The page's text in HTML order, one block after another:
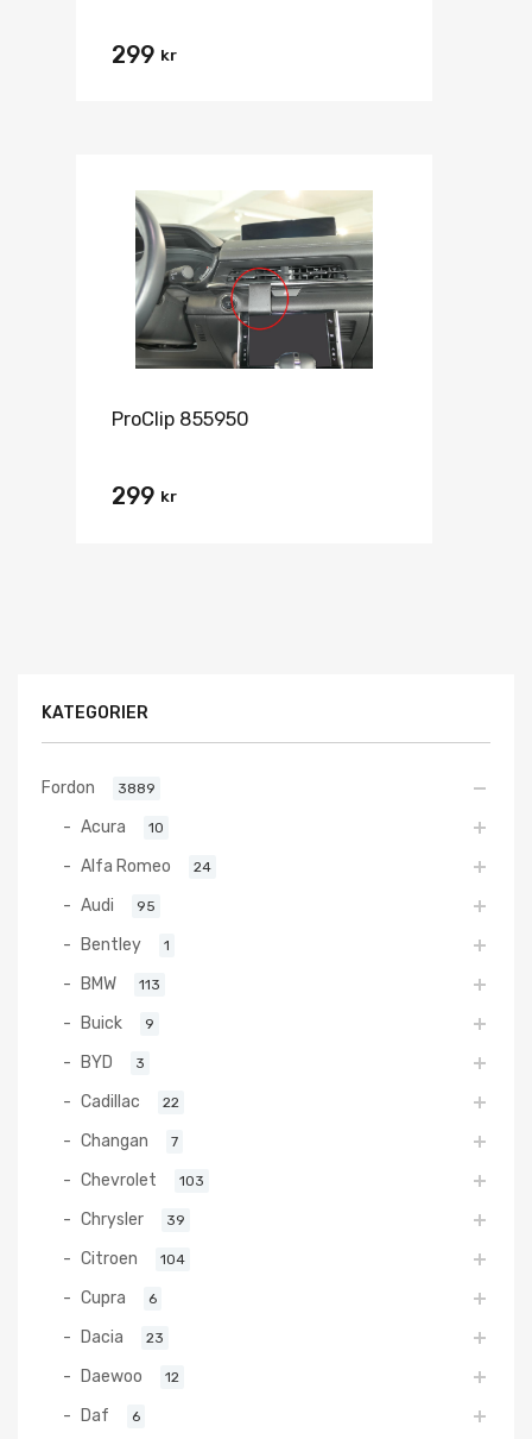
299 kr
ProClip 855950
299 kr
KATEGORIER
Fordon 3889
Acura 10
Alfa Romeo 24
Audi 95
Bentley 1
BMW 113
Buick 9
BYD 3
Cadillac 22
Changan 7
Chevrolet 103
Chrysler 39
Citroen 104
Cupra 6
Dacia 23
Daewoo 12
Daf 6